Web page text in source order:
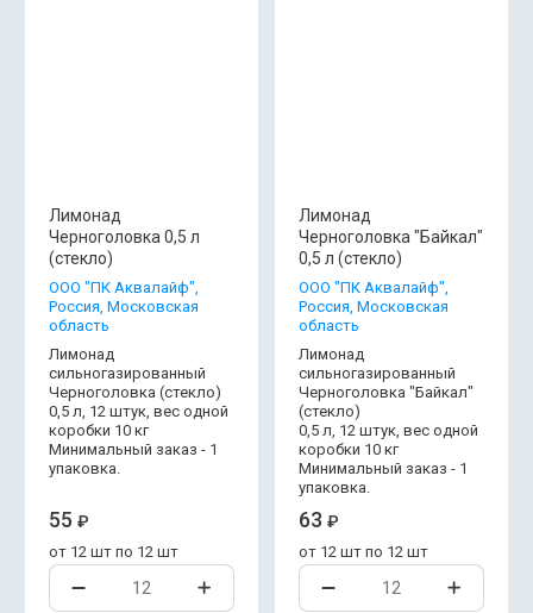
Лимонад
Черноголовка 0,5 л
(стекло)
OOO "ПК Аквалайф",
Россия, Московская
область
Лимонад
сильногазированный
Черноголовка (стекло)
0,5 л, 12 штук, вес одной
коробки 10 кг
Минимальный заказ - 1
упаковка.
55 ₽
от 12 шт по 12 шт
Лимонад
Черноголовка "Байкал"
0,5 л (стекло)
OOO "ПК Аквалайф",
Россия, Московская
область
Лимонад
сильногазированный
Черноголовка "Байкал"
(стекло)
0,5 л, 12 штук, вес одной
коробки 10 кг
Минимальный заказ - 1
упаковка.
63 ₽
от 12 шт по 12 шт